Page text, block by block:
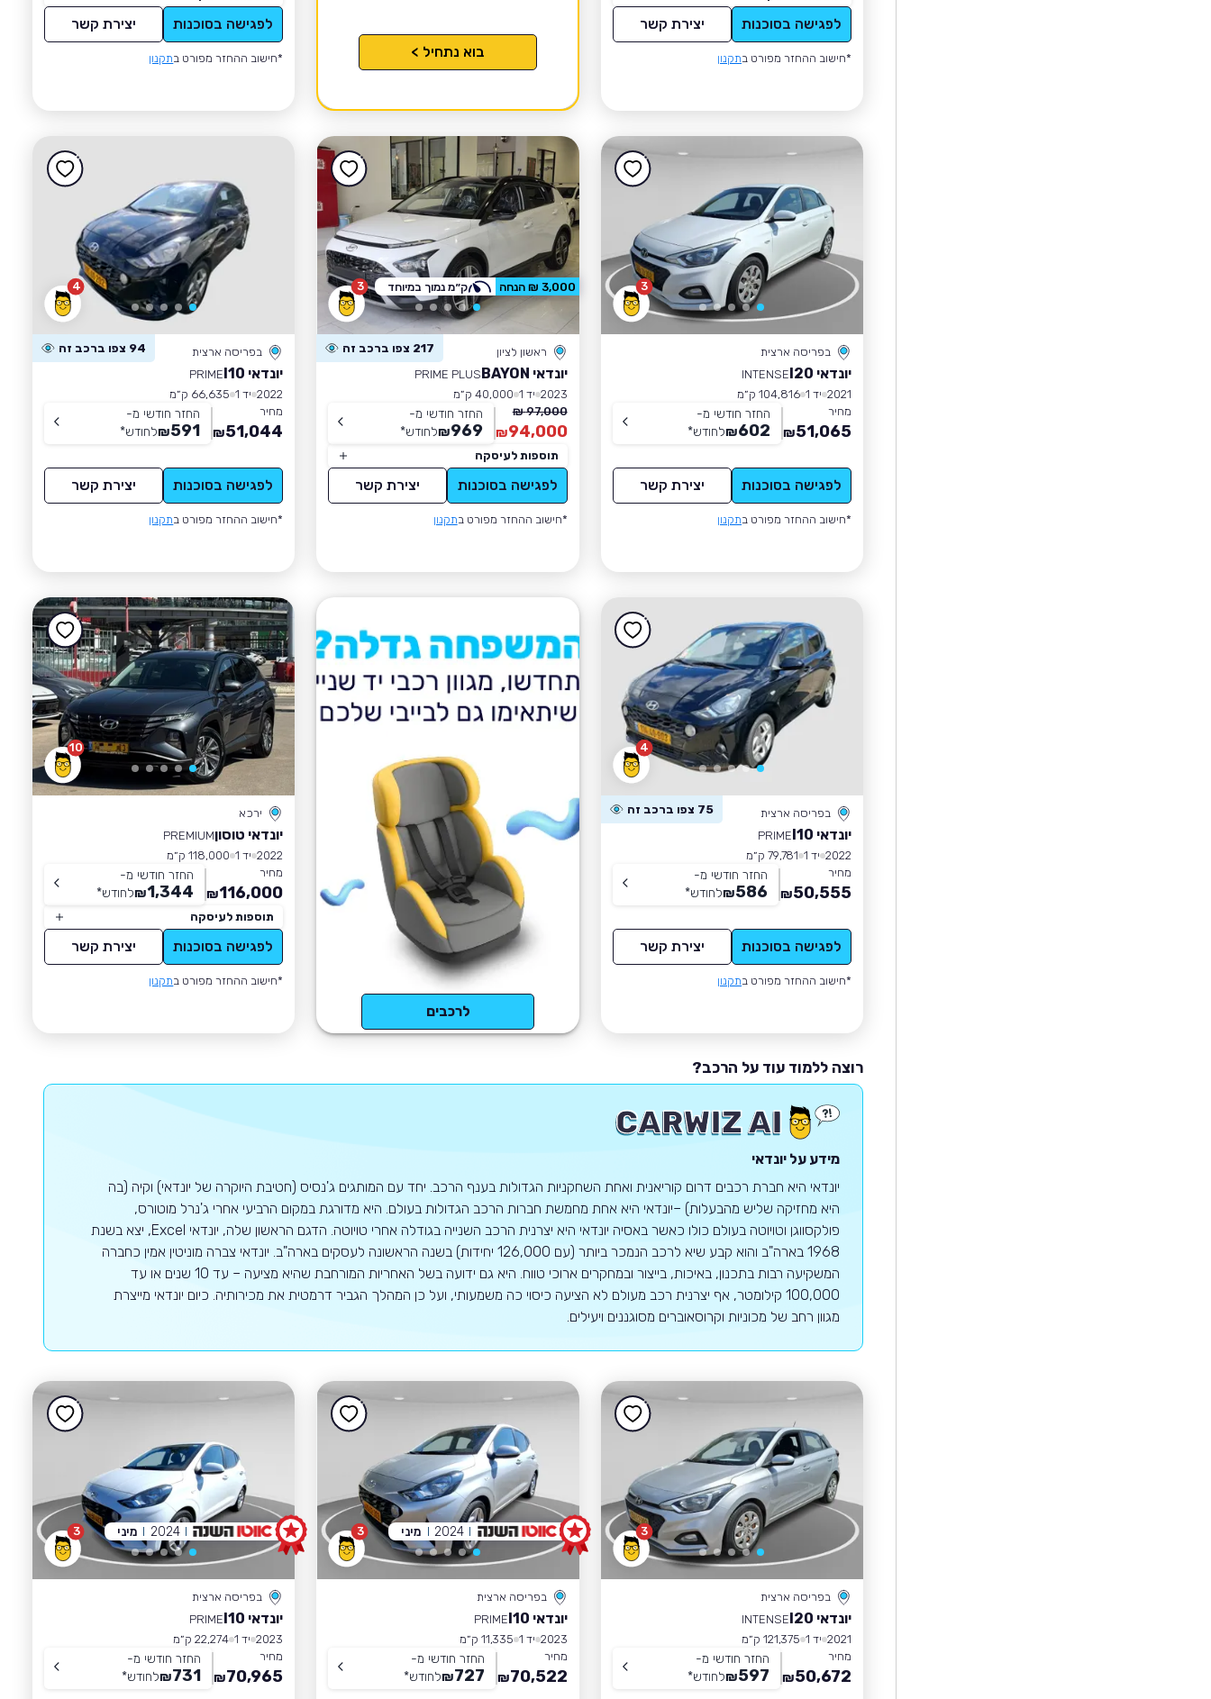
לפגישה בסוכנות יצירת קשר
*חישוב ההחזר מפורט בתקנון בוא נתחיל >
לפגישה בסוכנות יצירת קשר
*חישוב ההחזר מפורט בתקנון
3
בפריסה ארצית
יונדאי I20
INTENSE
2021 יד 1
104,816 ק״מ
מחיר
51,065
₪
החזר חודשי מ-
602
₪לחודש*
לפגישה בסוכנות יצירת קשר
*חישוב ההחזר מפורט בתקנון
3
ראשון לציון 217 צפו ברכב זה
יונדאי BAYON
PRIME PLUS
2023 יד 1
40,000 ק״מ
97,000 ₪
94,000
₪
החזר חודשי מ-
969
₪לחודש*
תוספות לעיסקה
לפגישה בסוכנות יצירת קשר
*חישוב ההחזר מפורט בתקנון
3,000 ₪ הנחה ק״מ נמוך במיוחד 4
בפריסה ארצית 94 צפו ברכב זה
יונדאי I10
PRIME
2022 יד 1
66,635 ק״מ
מחיר
51,044
₪
החזר חודשי מ-
591
₪לחודש*
לפגישה בסוכנות יצירת קשר
*חישוב ההחזר מפורט בתקנון
4
בפריסה ארצית 75 צפו ברכב זה
יונדאי I10
PRIME
2022 יד 1
79,781 ק״מ
מחיר
50,555
₪
החזר חודשי מ-
586
₪לחודש*
לפגישה בסוכנות יצירת קשר
*חישוב ההחזר מפורט בתקנון
לרכבים
10
ירכא
יונדאי טוסוןPREMIUM
2022 יד 1
118,000 ק״מ
מחיר
116,000
₪
החזר חודשי מ-
1,344
₪לחודש*
תוספות לעיסקה
לפגישה בסוכנות יצירת קשר
*חישוב ההחזר מפורט בתקנון
רוצה ללמוד עוד על הרכב?
מידע על יונדאי
יונדאי היא חברת רכבים דרום קוריאנית ואחת השחקניות הגדולות בענף הרכב. יחד עם המותגים ג'נסיס (חטיבת היוקרה של יונדאי) וקיה (בה
היא מחזיקה שליש מהבעלות) –יונדאי היא אחת מחמשת חברות הרכב הגדולות בעולם. היא מדורגת במקום הרביעי אחרי ג'נרל מוטורס,
פולקסווגן וטויוטה בעולם כולו כאשר באסיה יונדאי היא יצרנית הרכב השנייה בגודלה אחרי טויוטה. הדגם הראשון שלה, יונדאי Excel, יצא בשנת
1968 בארה"ב והוא קבע שיא לרכב הנמכר ביותר (עם 126,000 יחידות) בשנה הראשונה לעסקים בארה"ב. יונדאי צברה מוניטין אמין כחברה
המשקיעה רבות בתכנון, באיכות, בייצור ובמחקרים ארוכי טווח. היא גם ידועה בשל האחריות המורחבת שהיא מציעה – עד 10 שנים או עד
100,000 קילומטר, אף יצרנית רכב מעולם לא הציעה כיסוי כה משמעותי, ועל כן המהלך הגביר דרמטית את מכירותיה. כיום יונדאי מייצרת
מגוון רחב של מכוניות וקרוסאוברים מסוגננים ויעילים.
3
בפריסה ארצית
יונדאי I20
INTENSE
2021 יד 1
121,375 ק״מ
מחיר
50,672
₪
החזר חודשי מ-
597
₪לחודש*
3
בפריסה ארצית
יונדאי I10
PRIME
2023 יד 1
11,335 ק״מ
מחיר
70,522
₪
החזר חודשי מ-
727
₪לחודש*
2024 מיני 3
בפריסה ארצית
יונדאי I10
PRIME
2023 יד 1
22,274 ק״מ
מחיר
70,965
₪
החזר חודשי מ-
731
₪לחודש*
2024 מיני